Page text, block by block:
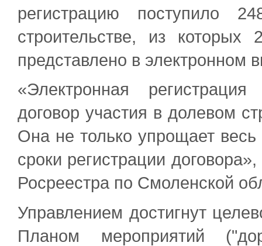
регистрацию поступило
строительстве, из
представлено в электронном
«Электронная
договор участия в долевом
Она не только упрощает
сроки регистрации
Росреестра по Смоленской
Управлением достигнут
Планом мероприятий